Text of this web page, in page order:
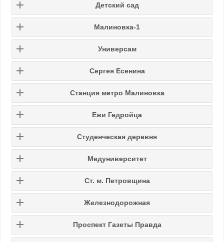
Детский сад
Малиновка-1
Универсам
Сергея Есенина
Станция метро Малиновка
Ежи Гедройца
Студенческая деревня
Медуниверситет
Ст. м. Петровщина
Железнодорожная
Проспект Газеты Правда